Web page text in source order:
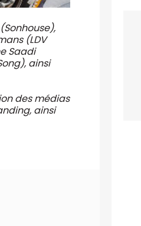
(LDV
Saadi
ainsi
des médias
ainsi